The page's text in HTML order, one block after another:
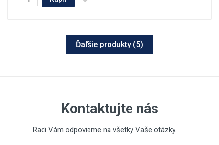
Ďaľšie produkty (5)
Kontaktujte nás
Radi Vám odpovieme na všetky Vaše otázky.